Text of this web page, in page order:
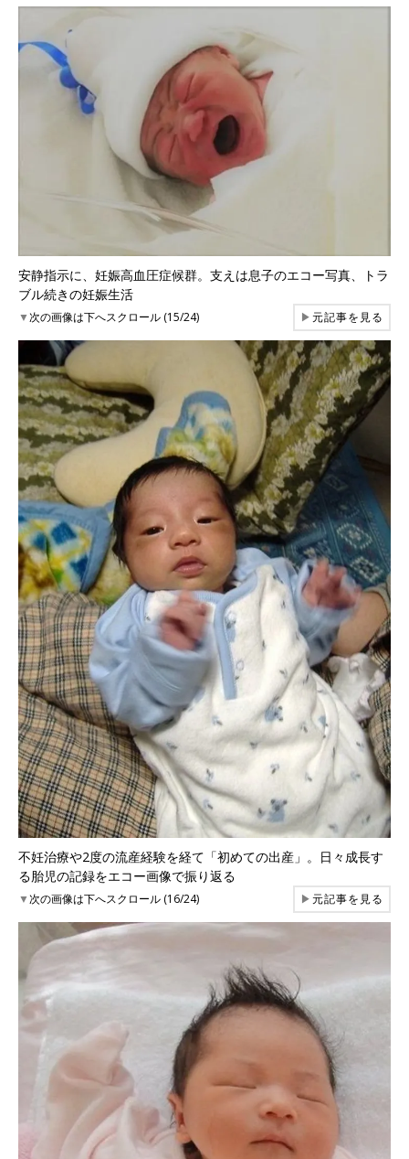
安静指示に、妊娠高血圧症候群。支えは息子のエコー写真、トラ
ブル続きの妊娠生活
▼次の画像は下へスクロール (15/24) ▶元記事を見る
不妊治療や2度の流産経験を経て「初めての出産」。日々成長す
る胎児の記録をエコー画像で振り返る
▼次の画像は下へスクロール (16/24) ▶元記事を見る